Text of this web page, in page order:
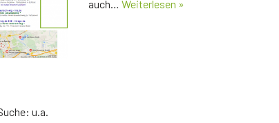
u.a.
auch… Weiterlesen »